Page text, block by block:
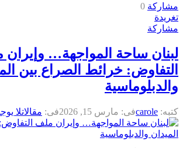
مشاركة 0
تغريدة
مشاركة
لبنان ساحة المواجهة…
التفاوض: خرائط الصراع بين
والدبلوماسية
كتبه: caroleفى: مارس 15, 2026 فى: مقالاتلا